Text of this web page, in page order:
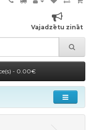
Vajadzētu zināt
- 0.00€